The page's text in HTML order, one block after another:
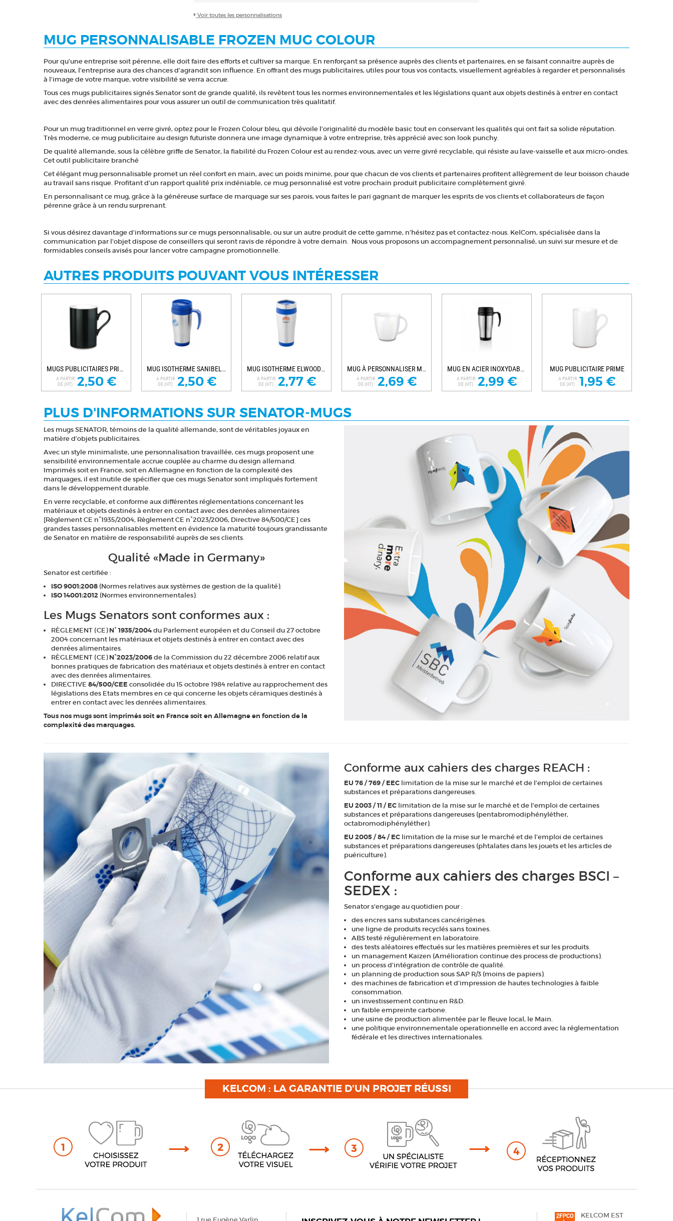
Voir toutes les personnalisations
MUG PERSONNALISABLE FROZEN MUG COLOUR
Pour qu’une entreprise soit pérenne, elle doit faire des efforts et cultiver sa marque. En renforçant sa présence auprès des clients et partenaires, en se faisant connaitre auprès de
nouveaux, l’entreprise aura des chances d’agrandit son influence. En offrant des mugs publicitaires, utiles pour tous vos contacts, visuellement agréables à regarder et personnalisés
à l’image de votre marque, votre visibilité se verra accrue.
Tous ces mugs publicitaires signés Senator sont de grande qualité, ils revêtent tous les normes environnementales et les législations quant aux objets destinés à entrer en contact
avec des denrées alimentaires pour vous assurer un outil de communication très qualitatif.
Pour un mug traditionnel en verre givré, optez pour le Frozen Colour bleu, qui dévoile l’originalité du modèle basic tout en conservant les qualités qui ont fait sa solide réputation.
Très moderne, ce mug publicitaire au design futuriste donnera une image dynamique à votre entreprise, très apprécié avec son look punchy.
De qualité allemande, sous la célèbre griffe de Senator, la fiabilité du Frozen Colour est au rendez-vous, avec un verre givré recyclable, qui résiste au lave-vaisselle et aux micro-ondes.
Cet outil publicitaire branché
Cet élégant mug personnalisable promet un réel confort en main, avec un poids minime, pour que chacun de vos clients et partenaires profitent allègrement de leur boisson chaude
au travail sans risque. Profitant d’un rapport qualité prix indéniable, ce mug personnalisé est votre prochain produit publicitaire complètement givré.
En personnalisant ce mug, grâce à la généreuse surface de marquage sur ses parois, vous faites le pari gagnant de marquer les esprits de vos clients et collaborateurs de façon
pérenne grâce à un rendu surprenant.
Si vous désirez davantage d’informations sur ce mugs personnalisable, ou sur un autre produit de cette gamme, n’hésitez pas et contactez-nous. KelCom, spécialisée dans la
communication par l’objet dispose de conseillers qui seront ravis de répondre à votre demain. Nous vous proposons un accompagnement personnalisé, un suivi sur mesure et de
formidables conseils avisés pour lancer votre campagne promotionnelle.
AUTRES PRODUITS POUVANT VOUS INTÉRESSER
MUGS PUBLICITAIRES PRIME COLOUR
A PARTIR
DE (HT) 2,50 €
MUG ISOTHERME SANIBEL PUBLICITAIRE
A PARTIR
DE (HT) 2,50 €
MUG ISOTHERME ELWOOD PERSONNALISÉ
A PARTIR
DE (HT) 2,77 €
MUG À PERSONNALISER MAXIM CAFÉ
A PARTIR
DE (HT) 2,69 €
MUG EN ACIER INOXYDABLE PUBLICITAIRE
A PARTIR
DE (HT) 2,99 €
MUG PUBLICITAIRE PRIME
A PARTIR
DE (HT) 1,95 €
PLUS D'INFORMATIONS SUR SENATOR-MUGS
Les mugs SENATOR, témoins de la qualité allemande, sont de véritables joyaux en
matière d’objets publicitaires.
Avec un style minimaliste, une personnalisation travaillée, ces mugs proposent une
sensibilité environnementale accrue couplée au charme du design allemand.
Imprimés soit en France, soit en Allemagne en fonction de la complexité des
marquages, il est inutile de spécifier que ces mugs Senator sont impliqués fortement
dans le développement durable.
En verre recyclable, et conforme aux différentes réglementations concernant les
matériaux et objets destinés à entrer en contact avec des denrées alimentaires
[Règlement CE n°1935/2004, Règlement CE n°2023/2006, Directive 84/500/CE] ces
grandes tasses personnalisables mettent en évidence la maturité toujours grandissante
de Senator en matière de responsabilité auprès de ses clients.
Qualité «Made in Germany»
Senator est certifiée :
ISO 9001:2008 (Normes relatives aux systèmes de gestion de la qualité).
ISO 14001:2012 (Normes environnementales).
Les Mugs Senators sont conformes aux :
RÈGLEMENT (CE)N° 1935/2004du Parlement européen et du Conseil du 27 octobre
2004 concernant les matériaux et objets destinés à entrer en contact avec des
denrées alimentaires.
RÈGLEMENT (CE)N°2023/2006de la Commission du 22 décembre 2006 relatif aux
bonnes pratiques de fabrication des matériaux et objets destinés à entrer en contact
avec des denrées alimentaires.
DIRECTIVE 84/500/CEE consolidée du 15 octobre 1984 relative au rapprochement des
législations des Etats membres en ce qui concerne les objets céramiques destinés à
entrer en contact avec les denrées alimentaires.
Tous nos mugs sont imprimés soit en France soit en Allemagne en fonction de la
complexité des marquages.
Conforme aux cahiers des charges REACH :
EU 76 / 769 / EEC limitation de la mise sur le marché et de l’emploi de certaines
substances et préparations dangereuses.
EU 2003 / 11 / EC limitation de la mise sur le marché et de l’emploi de certaines
substances et préparations dangereuses (pentabromodiphényléther,
octabromodiphényléther).
EU 2005 / 84 / EC limitation de la mise sur le marché et de l’emploi de certaines
substances et préparations dangereuses (phtalates dans les jouets et les articles de
puériculture).
Conforme aux cahiers des charges BSCI –
SEDEX :
Senator s'engage au quotidien pour :
des encres sans substances cancérigènes.
une ligne de produits recyclés sans toxines.
ABS testé régulièrement en laboratoire.
des tests aléatoires effectués sur les matières premières et sur les produits.
un management Kaizen (Amélioration continue des process de productions).
un process d’intégration de contrôle de qualité.
un planning de production sous SAP R/3 (moins de papiers).
des machines de fabrication et d’impression de hautes technologies à faible
consommation.
un investissement continu en R&D.
un faible empreinte carbone.
une usine de production alimentée par le fleuve local, le Main.
une politique environnementale operationnelle en accord avec la réglementation
fédérale et les directives internationales.
KELCOM : LA GARANTIE D'UN PROJET RÉUSSI
KELCOM EST